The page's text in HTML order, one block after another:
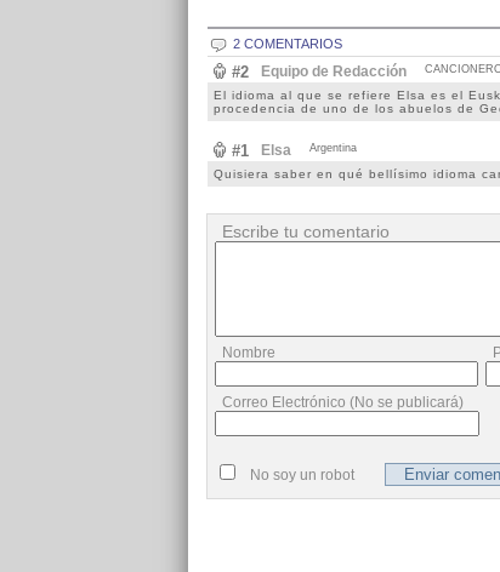
2 COMENTARIOS
#2 Equipo de Redacción
El idioma al que se refiere Elsa es el
procedencia de uno de los abuelos de
#1 Elsa Argentina
Quisiera saber en qué bellísimo idioma
Escribe tu comentario
Nombre
Correo Electrónico (No se publicará)
No soy un robot